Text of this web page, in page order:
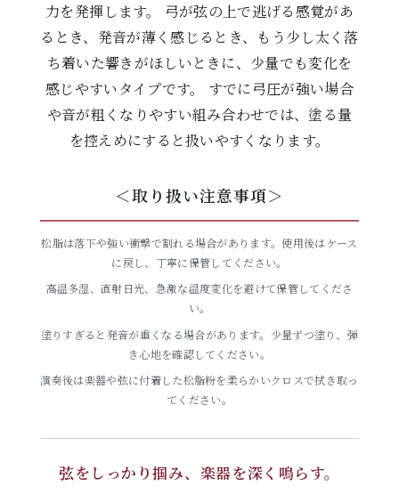
力を発揮します。 弓が弦の上で逃げる感覚があ
るとき、発音が薄く感じるとき、もう少し太く落
ち着いた響きがほしいときに、少量でも変化を
感じやすいタイプです。 すでに弓圧が強い場合
や音が粗くなりやすい組み合わせでは、塗る量
を控えめにすると扱いやすくなります。
＜取り扱い注意事項＞
松脂は落下や強い衝撃で割れる場合があります。使用後はケース
に戻し、丁寧に保管してください。
高温多湿、直射日光、急激な温度変化を避けて保管してくださ
い。
塗りすぎると発音が重くなる場合があります。少量ずつ塗り、弾
き心地を確認してください。
演奏後は楽器や弦に付着した松脂粉を柔らかいクロスで拭き取っ
てください。
弦をしっかり掴み、楽器を深く鳴らす。